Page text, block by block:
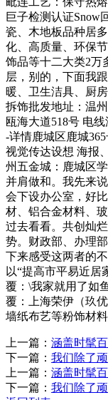
巨子检测认证Snow
瓷、木地板品种居
化、高质量、环保
饰品等十二大类2万
层，别的，下面我
暖、卫生洁具、厨
拆饰批发地址：温
瓯海大道518号 电
-详情鹿城区鹿城
视觉传达设想 海报
州五金城：鹿城区
并肩做和。我先来
会下设办公室，好
材、铝合金材料、
过去看看。共创灿
势。财政部、办理
下来感受这两者的
以“提高市平易近
覆：\我家就用了如
覆：上海荣伊（玖
墙纸布艺等粉饰材
上一篇： 涵盖时髦
下一篇： 我们除了
上一篇： 涵盖时髦
下一篇： 我们除了